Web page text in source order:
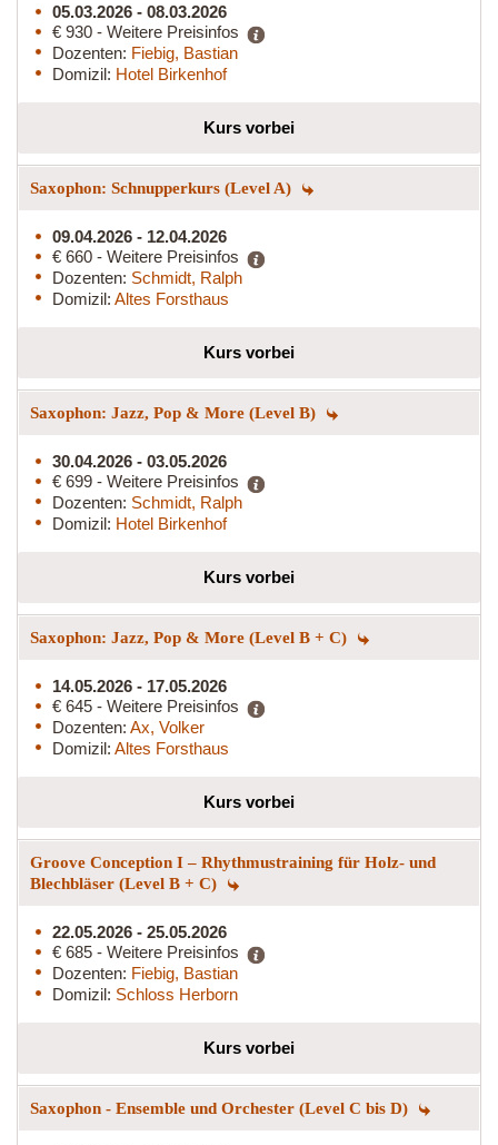
05.03.2026 - 08.03.2026
€ 930 - Weitere Preisinfos
Dozenten: Fiebig, Bastian
Domizil: Hotel Birkenhof
Kurs vorbei
Saxophon: Schnupperkurs (Level A)
09.04.2026 - 12.04.2026
€ 660 - Weitere Preisinfos
Dozenten: Schmidt, Ralph
Domizil: Altes Forsthaus
Kurs vorbei
Saxophon: Jazz, Pop & More (Level B)
30.04.2026 - 03.05.2026
€ 699 - Weitere Preisinfos
Dozenten: Schmidt, Ralph
Domizil: Hotel Birkenhof
Kurs vorbei
Saxophon: Jazz, Pop & More (Level B + C)
14.05.2026 - 17.05.2026
€ 645 - Weitere Preisinfos
Dozenten: Ax, Volker
Domizil: Altes Forsthaus
Kurs vorbei
Groove Conception I – Rhythmustraining für Holz- und
Blechbläser (Level B + C)
22.05.2026 - 25.05.2026
€ 685 - Weitere Preisinfos
Dozenten: Fiebig, Bastian
Domizil: Schloss Herborn
Kurs vorbei
Saxophon - Ensemble und Orchester (Level C bis D)